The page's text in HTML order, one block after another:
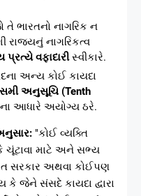
તે ભારતનો નાગરિક ન
રાજ્યનું નાગરિકત્વ
પ્રત્યે વફાદારીસ્વીકારે.
અન્ય કોઈ કાયદા
અનુસૂચિ (Tenth
આધારે અયોગ્ય ઠરે.
"કોઈ વ્યક્તિ
ચૂંટાવા માટે અને સભ્ય
સરકાર અથવા કોઈપણ
જેને સંસદે કાયદા દ્વારા